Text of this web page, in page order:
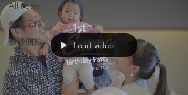
All Posts
婚禮記錄
婚紗側拍
愛情故事
婚禮記錄
SDE
Load video